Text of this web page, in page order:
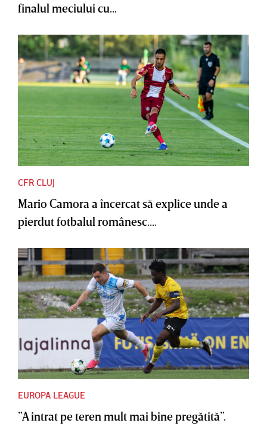
finalul meciului cu...
CFR CLUJ
Mario Camora a încercat să explice unde a
pierdut fotbalul românesc....
EUROPA LEAGUE
”A intrat pe teren mult mai bine pregătită”.